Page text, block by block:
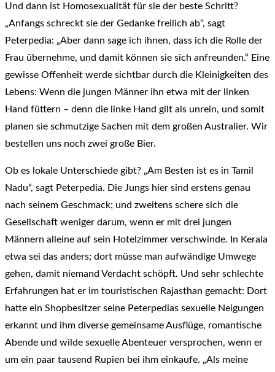
Und dann ist Homosexualität für sie der beste Schritt?
„Anfangs schreckt sie der Gedanke freilich ab“, sagt
Peterpedia: „Aber dann sage ich ihnen, dass ich die Rolle der
Frau übernehme, und damit können sie sich anfreunden.“ Eine
gewisse Offenheit werde sichtbar durch die Kleinigkeiten des
Lebens: Wenn die jungen Männer ihn etwa mit der linken
Hand füttern – denn die linke Hand gilt als unrein, und somit
planen sie schmutzige Sachen mit dem großen Australier. Wir
bestellen uns noch zwei große Bier.
Ob es lokale Unterschiede gibt? „Am Besten ist es in Tamil
Nadu“, sagt Peterpedia. Die Jungs hier sind erstens genau
nach seinem Geschmack; und zweitens schere sich die
Gesellschaft weniger darum, wenn er mit drei jungen
Männern alleine auf sein Hotelzimmer verschwinde. In Kerala
etwa sei das anders; dort müsse man aufwändige Umwege
gehen, damit niemand Verdacht schöpft. Und sehr schlechte
Erfahrungen hat er im touristischen Rajasthan gemacht: Dort
hatte ein Shopbesitzer seine Peterpedias sexuelle Neigungen
erkannt und ihm diverse gemeinsame Ausflüge, romantische
Abende und wilde sexuelle Abenteuer versprochen, wenn er
um ein paar tausend Rupien bei ihm einkaufe. „Als meine